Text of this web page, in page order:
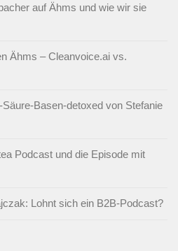
auf Ähms und wie wir sie
Ähms – Cleanvoice.ai vs.
Basen-detoxed von Stefanie
Podcast und die Episode mit
Lohnt sich ein B2B-Podcast?